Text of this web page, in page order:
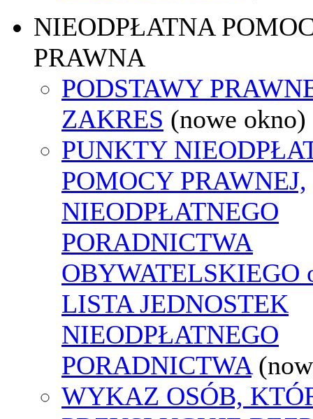
NIEODPŁATNA
PRAWNA
PODSTAWY
ZAKRES (nowe okno)
PUNKTY
POMOCY PRAWNEJ,
NIEODPŁATNEGO
PORADNICTWA
OBYWATELSKIEGO
LISTA JEDNOSTEK
NIEODPŁATNEGO
PORADNICTWA
WYKAZ OSÓB,